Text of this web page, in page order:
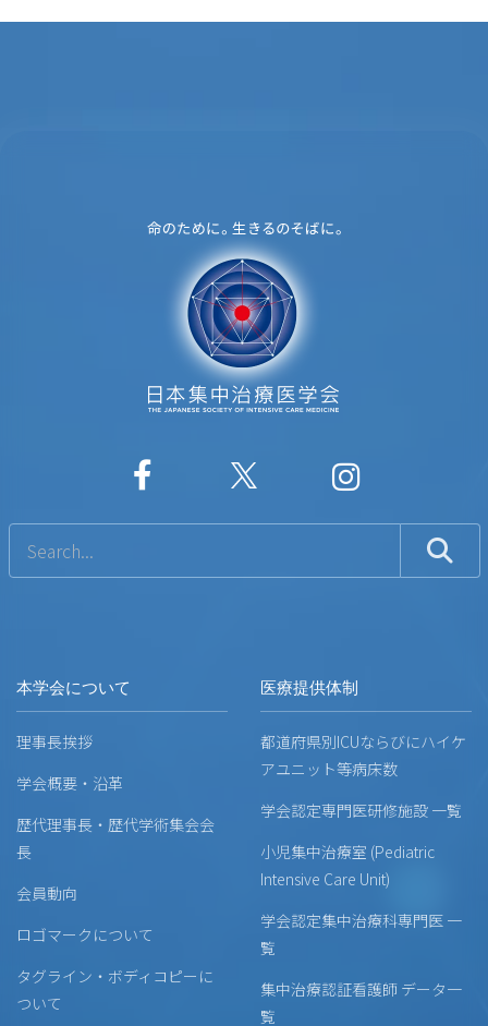
本学会について
理事長挨拶
学会概要・沿革
歴代理事長・歴代学術集会会
長
会員動向
ロゴマークについて
タグライン・ボディコピーに
ついて
医療提供体制
都道府県別ICUならびにハイケ
アユニット等病床数
学会認定専門医研修施設 一覧
小児集中治療室 (Pediatric
Intensive Care Unit)
学会認定集中治療科専門医 一
覧
集中治療認証看護師 データ一
覧